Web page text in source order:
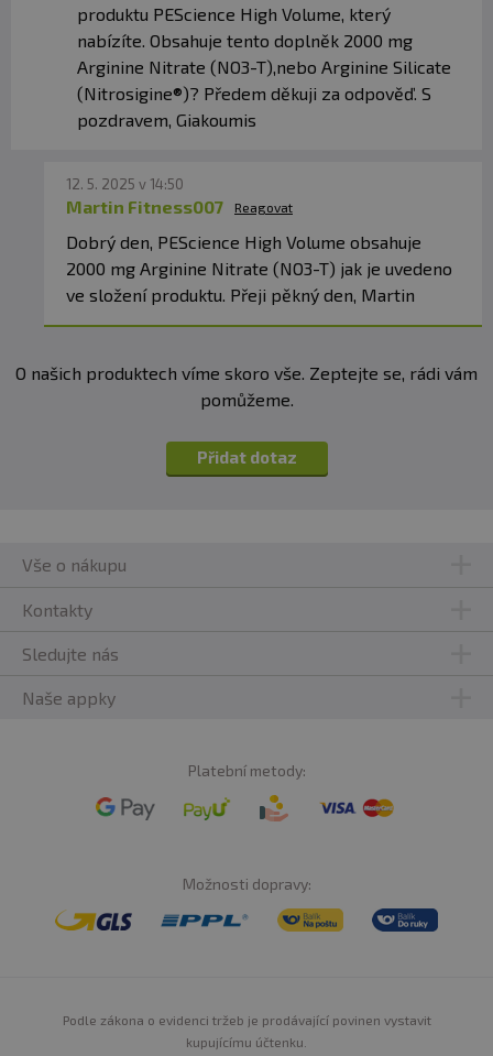
produktu PEScience High Volume, který
nabízíte. Obsahuje tento doplněk 2000 mg
Arginine Nitrate (NO3-T),nebo Arginine Silicate
(Nitrosigine®)? Předem děkuji za odpověď. S
pozdravem, Giakoumis
12. 5. 2025 v 14:50
Martin Fitness007 Reagovat
Dobrý den, PEScience High Volume obsahuje
2000 mg Arginine Nitrate (NO3-T) jak je uvedeno
ve složení produktu. Přeji pěkný den, Martin
O našich produktech víme skoro vše. Zeptejte se, rádi vám
pomůžeme.
Přidat dotaz
Vše o nákupu
Kontakty
Sledujte nás
Naše appky
Platební metody:
Možnosti dopravy:
Podle zákona o evidenci tržeb je prodávající povinen vystavit
kupujícímu účtenku.